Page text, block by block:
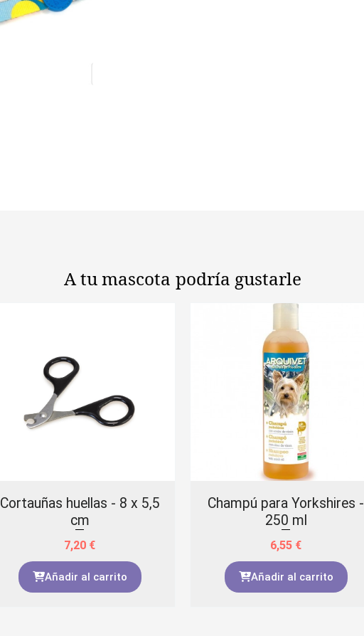
A tu mascota podría gustarle
Cortauñas huellas - 8 x 5,5
cm
7,20 €
Añadir al carrito
Champú para Yorkshires -
250 ml
6,55 €
Añadir al carrito